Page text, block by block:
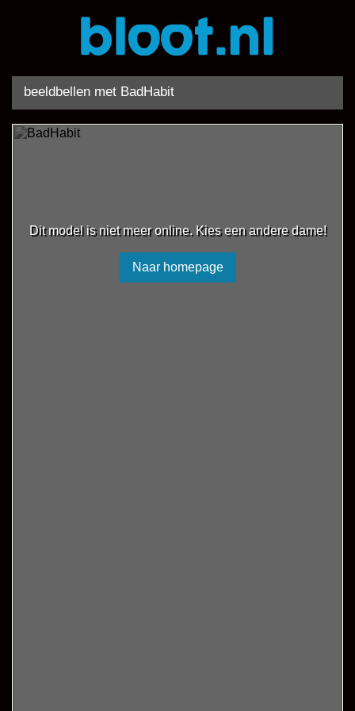
beeldbellen met BadHabit
Dit model is niet meer online. Kies een andere dame!
Naar homepage